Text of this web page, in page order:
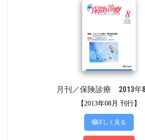
月刊／保険診療 2013年
【2013年08月 刊行】
詳しく見る